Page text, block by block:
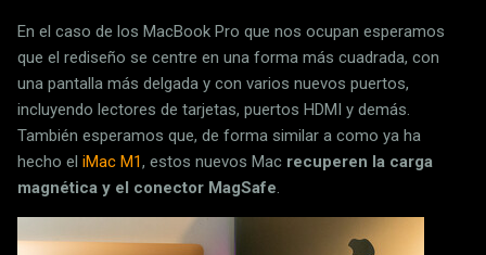
En el caso de los MacBook Pro que nos ocupan esperamos
que el rediseño se centre en una forma más cuadrada, con
una pantalla más delgada y con varios nuevos puertos,
incluyendo lectores de tarjetas, puertos HDMI y demás.
También esperamos que, de forma similar a como ya ha
hecho el iMac M1, estos nuevos Mac recuperen la carga
magnética y el conector MagSafe.